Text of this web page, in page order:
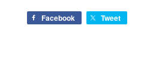
Facebook Tweet